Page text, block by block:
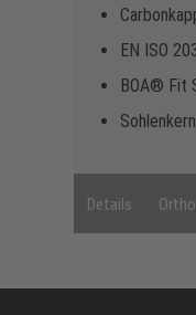
EN ISO
BOA® Fit
Details